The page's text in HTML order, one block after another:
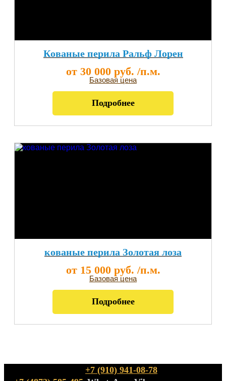
Кованые перила Ральф Лорен
от 30 000 руб. /п.м.
Базовая цена
Подробнее
кованые перила Золотая лоза
от 15 000 руб. /п.м.
Базовая цена
Подробнее
+7 (910) 941-08-78